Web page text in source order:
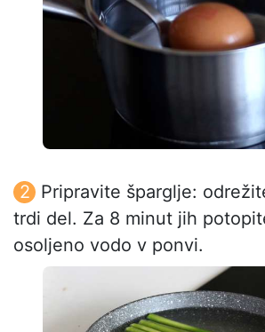
Pripravite šparglje:
trdi del. Za 8 minut jih
osoljeno vodo v ponvi.